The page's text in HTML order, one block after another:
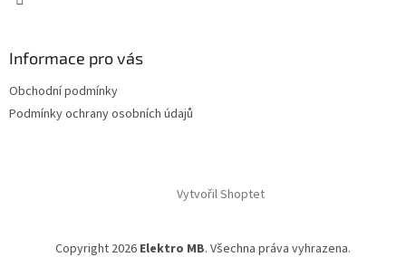
Informace pro vás
Obchodní podmínky
Podmínky ochrany osobních údajů
Vytvořil Shoptet
Copyright 2026 Elektro MB. Všechna práva vyhrazena.